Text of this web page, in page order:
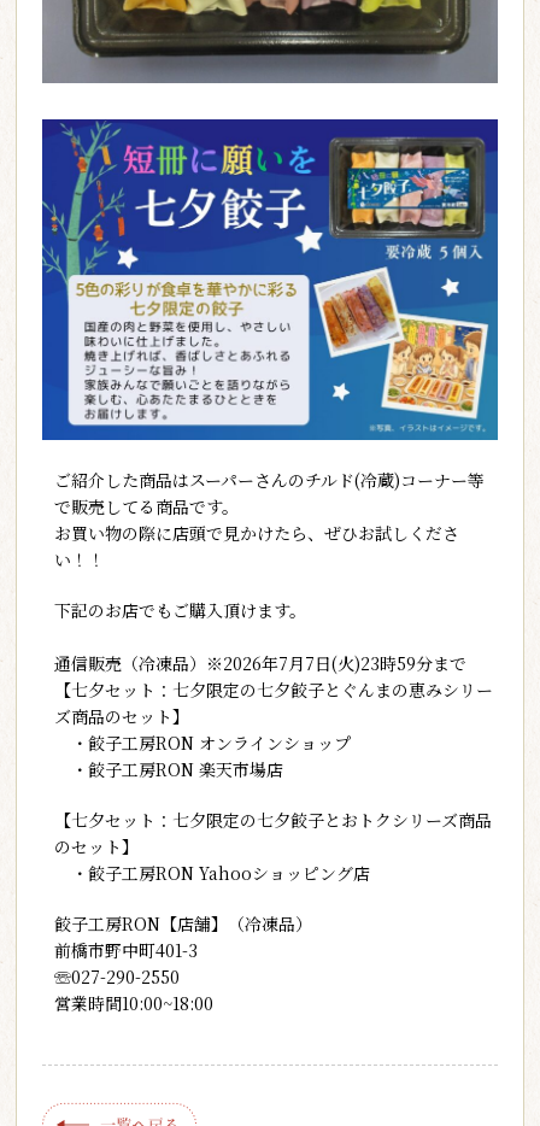
ご紹介した商品はスーパーさんのチルド(冷蔵)コーナー等
で販売してる商品です。
お買い物の際に店頭で見かけたら、ぜひお試しくださ
い！！
下記のお店でもご購入頂けます。
通信販売（冷凍品）※2026年7月7日(火)23時59分まで
【七夕セット：七夕限定の七夕餃子とぐんまの恵みシリー
ズ商品のセット】
・餃子工房RON オンラインショップ
・餃子工房RON 楽天市場店
【七夕セット：七夕限定の七夕餃子とおトクシリーズ商品
のセット】
・餃子工房RON Yahooショッピング店
餃子工房RON【店舗】（冷凍品）
前橋市野中町401-3
☏027-290-2550
営業時間10:00~18:00